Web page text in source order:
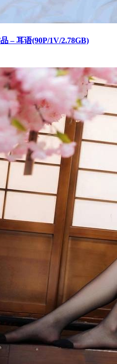
– 耳语(90P/1V/2.78GB)